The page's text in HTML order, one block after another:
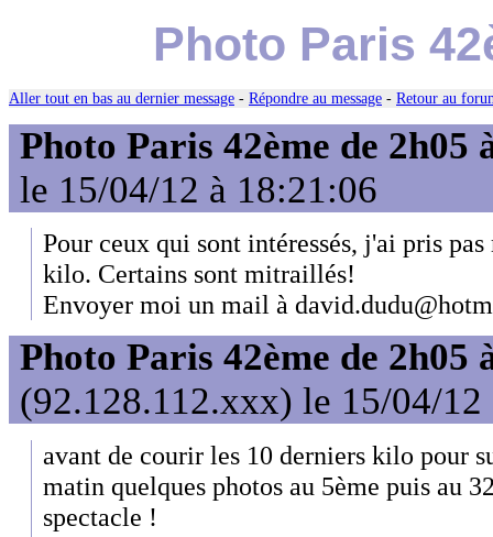
Photo Paris
Aller tout en bas au dernier message - Répondre au message - Retour au
Photo Paris 42ème de 2h05
le 15/04/12 à 18:21:06
Pour ceux qui sont intéressés, j'ai pris
kilo. Certains sont mitraillés!
Envoyer moi un mail à
Photo Paris 42ème de 2h05
(92.128.112.xxx) le 15/04/12
avant de courir les 10 derniers kilo pour
matin quelques photos au 5ème puis au
spectacle !